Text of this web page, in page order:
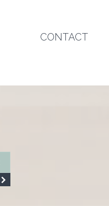
CONTACT